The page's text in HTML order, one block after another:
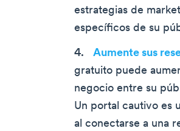
estrategias de
específicos de su
Aumente sus
gratuito puede
negocio entre su
Un portal cautivo es
al conectarse a una